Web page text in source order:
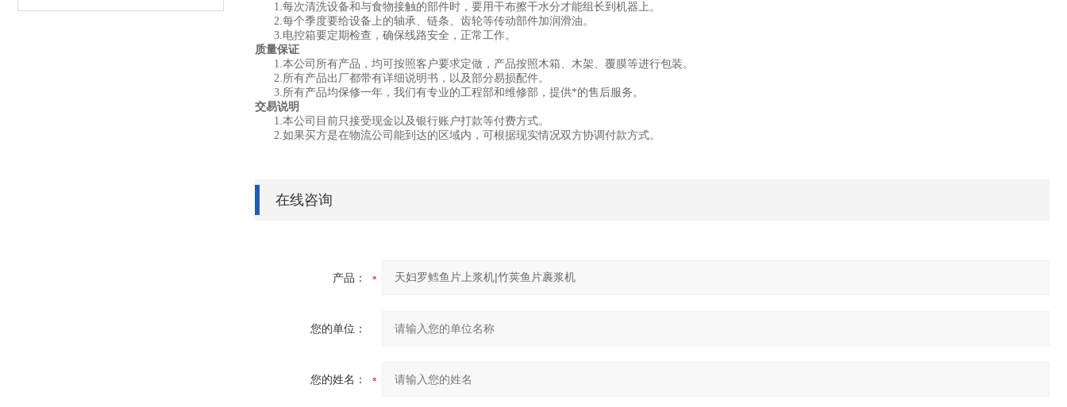
1.每次清洗设备和与食物接触的部件时，要用干布擦干水分才能组长到机器上。
2.每个季度要给设备上的轴承、链条、齿轮等传动部件加润滑油。
3.电控箱要定期检查，确保线路安全，正常工作。
质量保证
1.本公司所有产品，均可按照客户要求定做，产品按照木箱、木架、覆膜等进行包装。
2.所有产品出厂都带有详细说明书，以及部分易损配件。
3.所有产品均保修一年，我们有专业的工程部和维修部，提供*的售后服务。
交易说明
1.本公司目前只接受现金以及银行账户打款等付费方式。
2.如果买方是在物流公司能到达的区域内，可根据现实情况双方协调付款方式。
在线咨询
产品：
您的单位：
您的姓名：